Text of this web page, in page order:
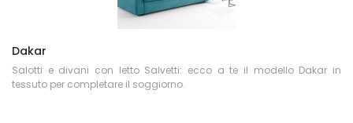
Dakar
Salotti e divani con letto Salvetti: ecco a te il modello Dakar in
tessuto per completare il soggiorno.